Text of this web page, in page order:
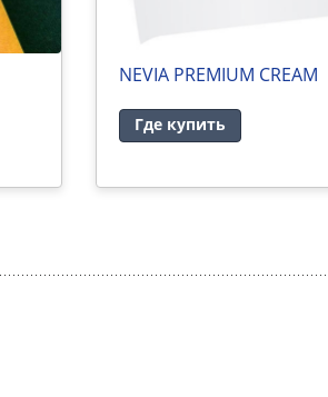
NEVIA PREMIUM CREAM
Где купить